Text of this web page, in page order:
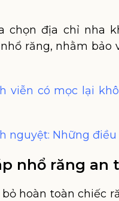
chọn địa chỉ nha
răng, nhằm bảo
viễn có mọc lại
nguyệt: Những
nhổ răng an
hoàn toàn chiếc